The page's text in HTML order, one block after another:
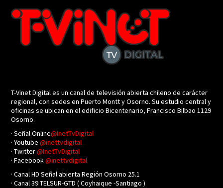
T-Vinet Digital es un canal de televisión abierta chileno de carácter
regional, con sedes en Puerto Montt y Osorno. Su estudio central y
oficinas se ubican en el edificio Bicentenario, Francisco Bilbao 1129
Osorno.
· Señal Online@InetTvDigital
· Youtube@inettvdigital
· Twitter@InetTvDigital
· Facebook@inettvdigital
· Canal HD Señal abierta Región Osorno 25.1
· Canal 39 TELSUR-GTD ( Coyhaique -Santiago )